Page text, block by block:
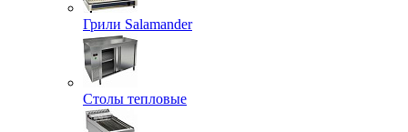
Грили Salamander
Столы тепловые